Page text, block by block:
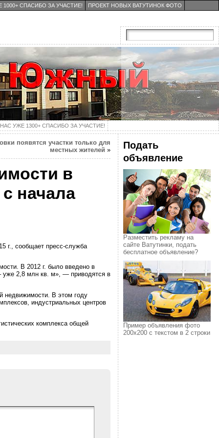
1000+ СПАСИБО ЗА УЧАСТИЕ! ПРОЕКТ НОВЫХ ВАТУТИНОК ФОТО
НАС УЖЕ 1300+ СПАСИБО ЗА УЧАСТИЕ!
появятся участки только для
местных жителей »
в
начала
г., сообщает пресс-служба
В 2012 г. было введено в
уже 2,8 млн кв. м», — приводятся в
недвижимости. В этом году
индустриальных центров
комплекса общей
Подать
объявление
Разместить рекламу на
сайте Ватутинки, подать
бесплатное объявление?
Пример объявления фото
200х200 с текстом в 2 строки